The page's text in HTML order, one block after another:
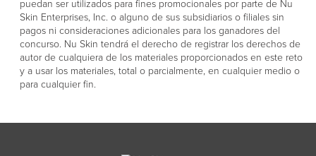
puedan ser utilizados para fines promocionales por parte de Nu
Skin Enterprises, Inc. o alguno de sus subsidiarios o filiales sin
pagos ni consideraciones adicionales para los ganadores del
concurso. Nu Skin tendrá el derecho de registrar los derechos de
autor de cualquiera de los materiales proporcionados en este reto
y a usar los materiales, total o parcialmente, en cualquier medio o
para cualquier fin.